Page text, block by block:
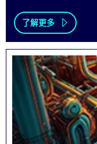
了解更多